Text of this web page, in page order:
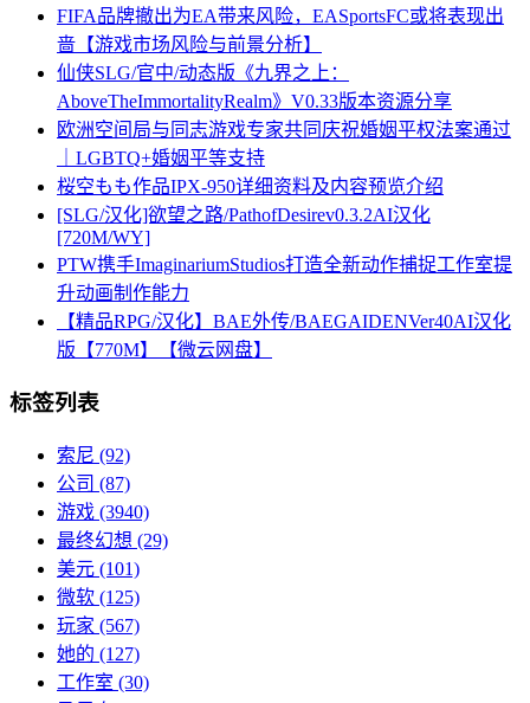
FIFA品牌撤出为EA带来风险，EASportsFC或将表现出
啬【游戏市场风险与前景分析】
仙侠SLG/官中/动态版《九界之上：
AboveTheImmortalityRealm》V0.33版本资源分享
欧洲空间局与同志游戏专家共同庆祝婚姻平权法案通过
｜LGBTQ+婚姻平等支持
桜空もも作品IPX-950详细资料及内容预览介绍
[SLG/汉化]欲望之路/PathofDesirev0.3.2AI汉化
[720M/WY]
PTW携手ImaginariumStudios打造全新动作捕捉工作室提
升动画制作能力
【精品RPG/汉化】BAE外传/BAEGAIDENVer40AI汉化
版【770M】【微云网盘】
标签列表
索尼 (92)
公司 (87)
游戏 (3940)
最终幻想 (29)
美元 (101)
微软 (125)
玩家 (567)
她的 (127)
工作室 (30)